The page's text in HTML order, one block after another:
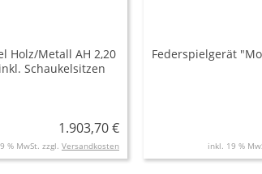
Holz/Metall AH 2,20
Schaukelsitzen
1.903,70 €
% MwSt. zzgl. Versandkosten
Federspielgerät
inkl. 19 %